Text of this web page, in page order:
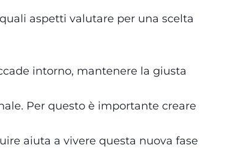
aspetti valutare per una scelta
intorno, mantenere la giusta
Per questo è importante creare
aiuta a vivere questa nuova fase